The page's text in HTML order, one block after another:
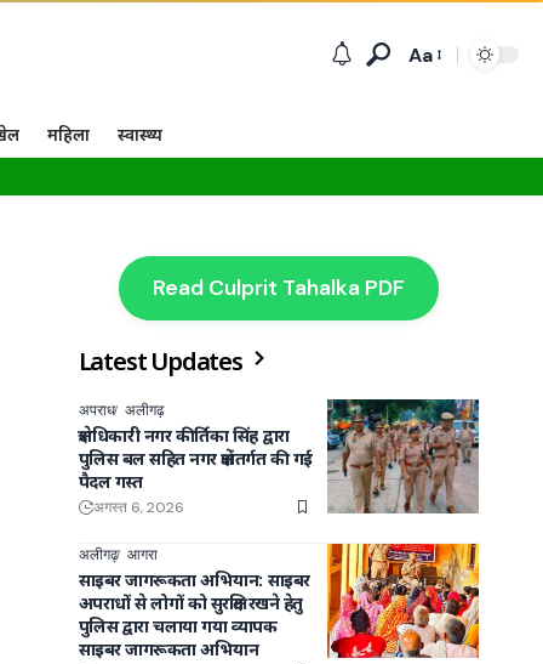
Aa
महिला स्वास्थ्य
Read Culprit Tahalka PDF
Latest Updates
अपराध अलीगढ़
क्षेत्राधिकारी नगर कीर्तिका सिंह द्वारा
पुलिस बल सहित नगर क्षेत्रांतर्गत की गई
पैदल गस्त
अगस्त 6, 2026
अलीगढ़ आगरा
साइबर जागरूकता अभियान: साइबर
अपराधों से लोगों को सुरक्षित रखने हेतु
पुलिस द्वारा चलाया गया व्यापक
साइबर जागरूकता अभियान